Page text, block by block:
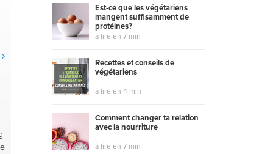
Est-ce que les végétariens
mangent suffisamment de
protéines?
à lire en 7 min
Recettes et conseils de
végétariens
à lire en 4 min
Comment changer ta relation
avec la nourriture
à lire en 7 min